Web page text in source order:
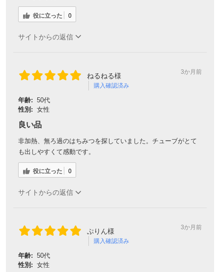
役に立った 0
サイトからの返信
ねるねる様
購入確認済み
3か月前
年齢: 50代
性別: 女性
良い品
非加熱、無ろ過のはちみつを探していました。チューブがとて
も出しやすくて感動です。
役に立った 0
サイトからの返信
ぷりん様
購入確認済み
3か月前
年齢: 50代
性別: 女性